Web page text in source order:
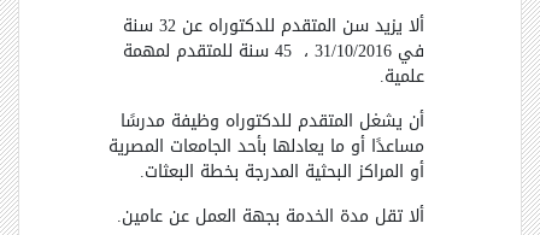
ألا يزيد سن المتقدم للدكتوراه عن 32 سنة
في 31/10/2016 ، 45 سنة للمتقدم لمهمة
علمية.
أن يشغل المتقدم للدكتوراه وظيفة مدرسًا
مساعدًا أو ما يعادلها بأحد الجامعات المصرية
أو المراكز البحثية المدرجة بخطة البعثات.
ألا تقل مدة الخدمة بجهة العمل عن عامين.